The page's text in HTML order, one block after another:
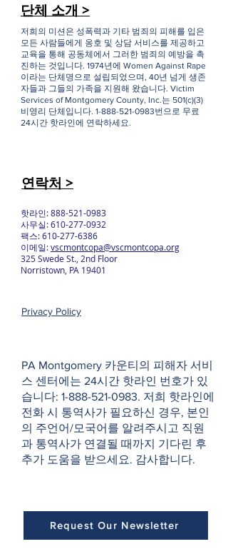
단체 소개 >
저희의 미션은 성폭력과 기타 범죄의 피해를 입은
모든 사람들에게 옹호 및 상담 서비스를 제공하고
교육을 통해 공동체에서 그러한 범죄의 예방을 촉
진하는 것입니다. 1974년에 Women Against Rape
이라는 단체명으로 설립되었으며, 40년 넘게 생존
자들과 그들의 가족을 지원해 왔습니다. Victim
Services of Montgomery County, Inc.는 501(c)(3)
비영리 단체입니다. 1-888-521-0983번으로 무료
24시간 핫라인에 연락하세요.
연락처 >
핫라인:888-521-0983
사무실:610-277-0932
팩스:610-277-6386
이메일:vscmontcopa@vscmontcopa.org
325 Swede St., 2nd Floor
Norristown, PA 19401
Privacy Policy
PA Montgomery 카운티의 피해자 서비
스 센터에는 24시간 핫라인 번호가 있
습니다: 1-888-521-0983. 저희 핫라인에
전화 시 통역사가 필요하신 경우, 본인
의 주언어/모국어를 알려주시고 직원
과 통역사가 연결될 때까지 기다린 후
추가 도움을 받으세요. 감사합니다.
Request Our Newsletter